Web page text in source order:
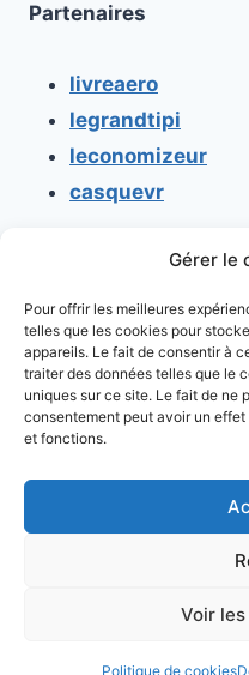
Gérer le
Pour offrir les meilleures
telles que les cookies pour
appareils. Le fait de consentir à
traiter des données telles que le
uniques sur ce site. Le fait de ne
consentement peut avoir un
et fonctions.
Voir
Politique de cookies
Partenaires
livreaero
legrandtipi
leconomizeur
casquevr
Mentions légales
Conditions
Conditions
Politique de
Politique de
© 2026